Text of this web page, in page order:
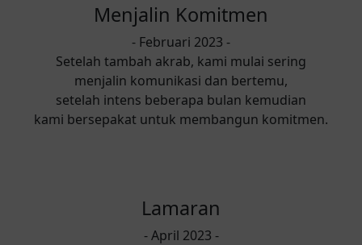
Menjalin Komitmen
- Februari 2023 -
Setelah tambah akrab, kami mulai sering
menjalin komunikasi dan bertemu,
setelah intens beberapa bulan kemudian
kami bersepakat untuk membangun komitmen.
Lamaran
- April 2023 -